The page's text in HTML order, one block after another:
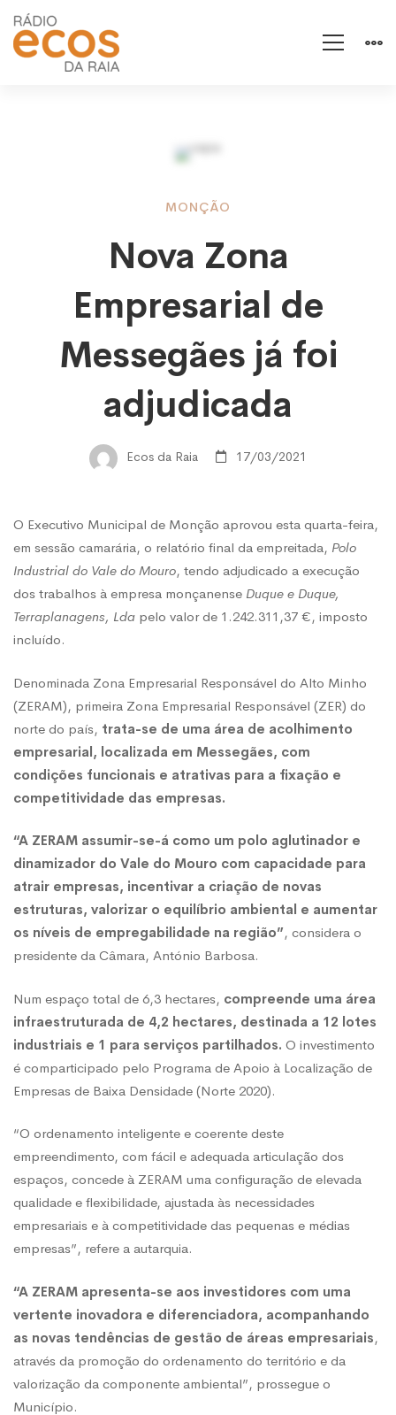
Zona
Empresarial
Messegães
já
foi
adjudicada
MONÇÃO
Nova Zona
Empresarial de
Messegães já foi
adjudicada
Ecos da Raia 17/03/2021
O Executivo Municipal de Monção aprovou esta quarta-feira,
em sessão camarária, o relatório final da empreitada, Polo
Industrial do Vale do Mouro, tendo adjudicado a execução
dos trabalhos à empresa monçanense Duque e Duque,
Terraplanagens, Lda pelo valor de 1.242.311,37 €, imposto
incluído.
Denominada Zona Empresarial Responsável do Alto Minho
(ZERAM), primeira Zona Empresarial Responsável (ZER) do
norte do país, trata-se de uma área de acolhimento
empresarial, localizada em Messegães, com
condições funcionais e atrativas para a fixação e
competitividade das empresas.
“A ZERAM assumir-se-á como um polo aglutinador e
dinamizador do Vale do Mouro com capacidade para
atrair empresas, incentivar a criação de novas
estruturas, valorizar o equilíbrio ambiental e aumentar
os níveis de empregabilidade na região”, considera o
presidente da Câmara, António Barbosa.
Num espaço total de 6,3 hectares, compreende uma área
infraestruturada de 4,2 hectares, destinada a 12 lotes
industriais e 1 para serviços partilhados. O investimento
é comparticipado pelo Programa de Apoio à Localização de
Empresas de Baixa Densidade (Norte 2020).
“O ordenamento inteligente e coerente deste
empreendimento, com fácil e adequada articulação dos
espaços, concede à ZERAM uma configuração de elevada
qualidade e flexibilidade, ajustada às necessidades
empresariais e à competitividade das pequenas e médias
empresas”, refere a autarquia.
“A ZERAM apresenta-se aos investidores com uma
vertente inovadora e diferenciadora, acompanhando
as novas tendências de gestão de áreas empresariais,
através da promoção do ordenamento do território e da
valorização da componente ambiental”, prossegue o
Município.